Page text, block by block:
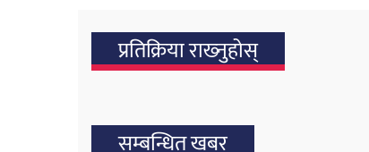
प्रतिक्रिया राख्‍नुहोस्
सम्बन्धित खबर